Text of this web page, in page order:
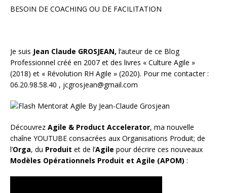
BESOIN DE COACHING OU DE FACILITATION
Je suis Jean Claude GROSJEAN, l’auteur de ce Blog
Professionnel créé en 2007 et des livres « Culture Agile »
(2018) et « Révolution RH Agile » (2020). Pour me contacter :
06.20.98.58.40 , jcgrosjean@gmail.com
Découvrez Agile & Product Accelerator, ma nouvelle
chaîne YOUTUBE consacrées aux Organisations Produit; de
l’Orga, du Produit et de l’Agile pour décrire ces nouveaux
Modèles Opérationnels Produit et Agile (APOM) :